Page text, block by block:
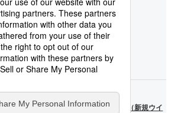
メディアポリシー個人情報保護方針
合わせサイトマップ
（新規ウ
鉄
（新規ウイ